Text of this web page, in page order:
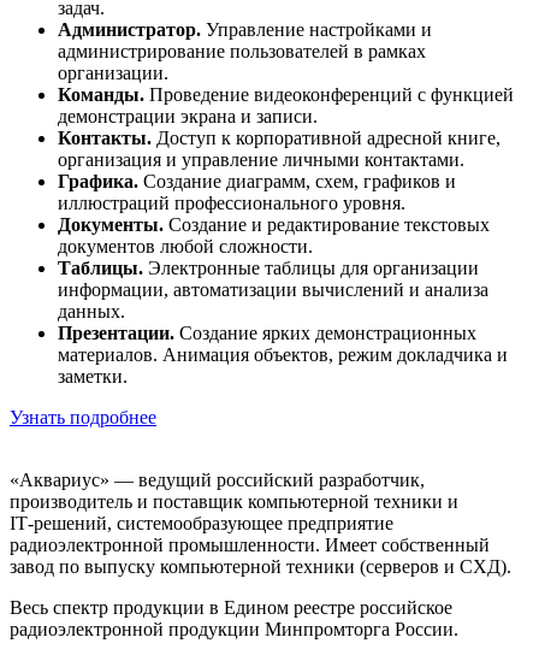
задач.
Администратор. Управление настройками и
администрирование пользователей в рамках
организации.
Команды. Проведение видеоконференций с функцией
демонстрации экрана и записи.
Контакты. Доступ к корпоративной адресной книге,
организация и управление личными контактами.
Графика. Создание диаграмм, схем, графиков и
иллюстраций профессионального уровня.
Документы. Создание и редактирование текстовых
документов любой сложности.
Таблицы. Электронные таблицы для организации
информации, автоматизации вычислений и анализа
данных.
Презентации. Создание ярких демонстрационных
материалов. Анимация объектов, режим докладчика и
заметки.
Узнать подробнее
«Аквариус» — ведущий российский разработчик,
производитель и поставщик компьютерной техники и
IT‑решений, системообразующее предприятие
радиоэлектронной промышленности. Имеет собственный
завод по выпуску компьютерной техники (серверов и СХД).
Весь спектр продукции в Едином реестре российское
радиоэлектронной продукции Минпромторга России.